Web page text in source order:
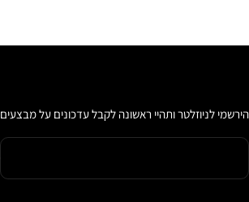
הירשמי לניוזלטר ותהיי ראשונה לקבל עדכונים על מבצעים